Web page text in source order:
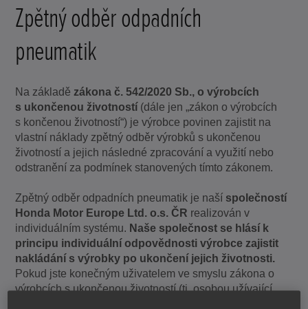
Zpětný odběr odpadních
pneumatik
Na základězákona č. 542/2020 Sb., o výrobcích
s ukončenou životností (dále jen „zákon o výrobcích
s končenou životností“) je výrobce povinen zajistit na
vlastní náklady zpětný odběr výrobků s ukončenou
životností a jejich následné zpracování a využití nebo
odstranění za podmínek stanovených tímto zákonem.
Zpětný odběr odpadních pneumatik je naší společností
Honda Motor Europe Ltd. o.s. ČR realizován v
individuálním systému. Naše společnost se hlásí k
principu individuální odpovědnosti výrobce zajistit
nakládání s výrobky po ukončení jejich životnosti.
Pokud jste konečným uživatelem ve smyslu zákona o
výrobcích s ukončenou životností (tj. osobou užívající